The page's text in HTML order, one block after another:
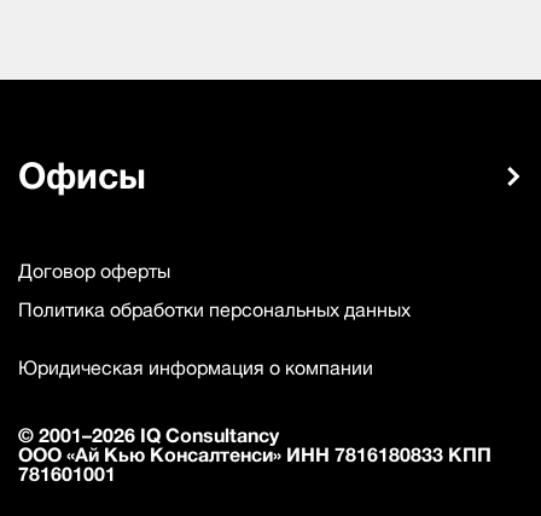
Офисы
Договор оферты
Политика обработки персональных данных
Юридическая информация о компании
© 2001–2026 IQ Consultancy
ООО «Ай Кью Консалтенси» ИНН 7816180833 КПП
781601001